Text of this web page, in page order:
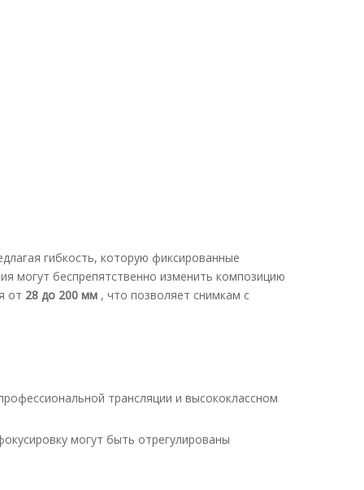
гибкость, которую фиксированные
могут беспрепятственно изменить композицию
от 28 до 200 мм , что позволяет снимкам с
трансляции и высококлассном
могут быть отрегулированы